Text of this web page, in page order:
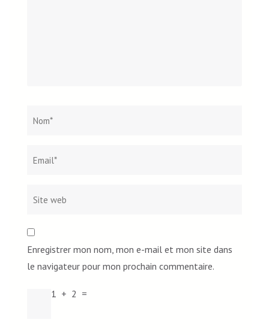
Enregistrer mon nom, mon e-mail et mon site dans
le navigateur pour mon prochain commentaire.
1 + 2 =